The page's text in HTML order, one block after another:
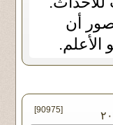
أن
- ٢٠١٩ [90975]